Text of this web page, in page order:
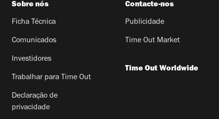
Sobre nós
Ficha Técnica
Comunicados
Investidores
Trabalhar para Time Out
Declaração de
privacidade
Contacte-nos
Publicidade
Time Out Market
Time Out Worldwide